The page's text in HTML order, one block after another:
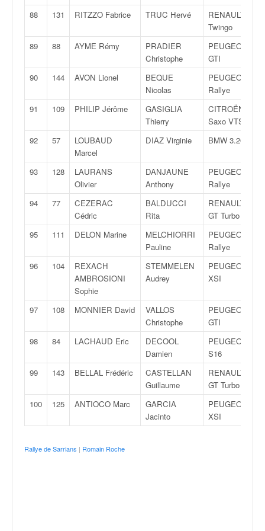
88
131 RITZZO Fabrice TRUC Hervé
RENAULT
Twingo
89
88 AYME Rémy
PRADIER
Christophe
PEUGEOT 205
GTI
90
144 AVON Lionel
BEQUE
Nicolas
PEUGEOT 205
Rallye
91
109 PHILIP Jérôme
GASIGLIA
Thierry
CITROËN
Saxo VTS
92
57
LOUBAUD
Marcel
DIAZ Virginie BMW 3.20 I
93 128
LAURANS
Olivier
DANJAUNE
Anthony
PEUGEOT 205
Rallye
94
77
CEZERAC
Cédric
BALDUCCI
Rita
RENAULT R5
GT Turbo
95
111 DELON Marine
MELCHIORRI
Pauline
PEUGEOT 106
Rallye
96
104
REXACH
AMBROSIONI
Sophie
STEMMELEN
Audrey
PEUGEOT 106
XSI
97 108 MONNIER David
VALLOS
Christophe
PEUGEOT 205
GTI
98
84 LACHAUD Eric
DECOOL
Damien
PEUGEOT 306
S16
99
143 BELLAL Frédéric
CASTELLAN
Guillaume
RENAULT R5
GT Turbo
100
125 ANTIOCO Marc
GARCIA
Jacinto
PEUGEOT 106
XSI
Rallye de Sarrians | Romain Roche